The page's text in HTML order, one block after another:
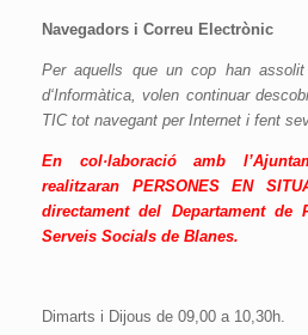
Navegadors i Correu Electrònic
Per aquells que un cop han
d‘Informàtica, volen continuar
TIC tot navegant per Internet i fent
En col·laboració amb
realitzaran PERSONES EN
directament del Departament
Serveis Socials de Blanes.
Dimarts i Dijous de 09,00 a 10,30h.